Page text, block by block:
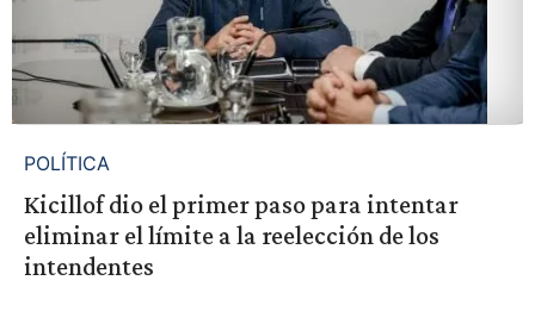
POLÍTICA
Kicillof dio el primer paso para intentar
eliminar el límite a la reelección de los
intendentes